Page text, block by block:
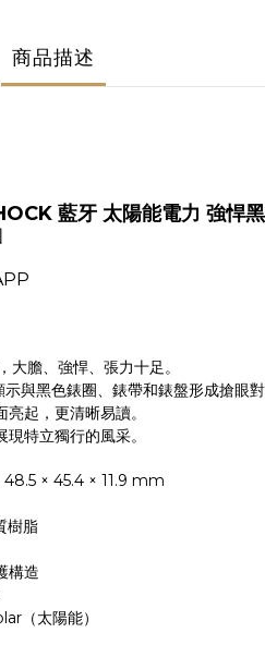
商品描述
藍牙 太陽能電力 強悍
大膽、強悍、張力十足。
示與黑色錶圈、錶帶和錶盤形成搶眼
起，更清晰易讀。
特立獨行的風采。
48.5 × 45.4 × 11.9 mm
樹脂
構造
（太陽能）